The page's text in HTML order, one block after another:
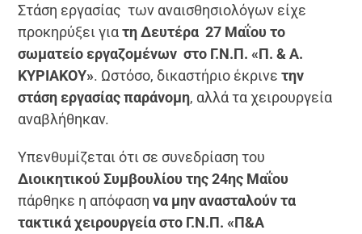
Στάση εργασίας των αναισθησιολόγων είχε
προκηρύξει γιατη Δευτέρα 27 Μαΐου το
σωματείο εργαζομένων στο Γ.Ν.Π. «Π. & Α.
ΚΥΡΙΑΚΟΥ». Ωστόσο, δικαστήριο έκρινετην
στάση εργασίας παράνομη, αλλά τα χειρουργεία
αναβλήθηκαν.
Υπενθυμίζεται ότι σε συνεδρίαση του
Διοικητικού Συμβουλίου της 24ης Μαΐου
πάρθηκε η απόφασηνα μην ανασταλούν τα
τακτικά χειρουργεία στο Γ.Ν.Π. «Π&Α